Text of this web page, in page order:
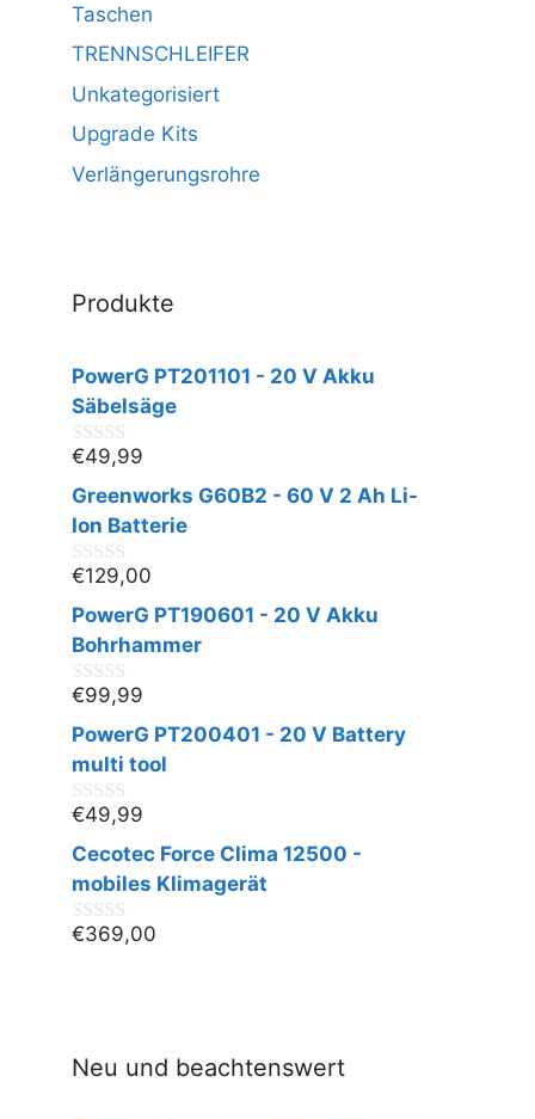
Taschen
TRENNSCHLEIFER
Unkategorisiert
Upgrade Kits
Verlängerungsrohre
Produkte
PowerG PT201101 - 20 V Akku
Säbelsäge
0
v
o
n
€49,99
Greenworks G60B2 - 60 V 2 Ah Li-
Ion Batterie
0
v
o
n
€129,00
PowerG PT190601 - 20 V Akku
Bohrhammer
0
v
o
n
€99,99
PowerG PT200401 - 20 V Battery
multi tool
0
v
o
n
€49,99
Cecotec Force Clima 12500 -
mobiles Klimagerät
0
€369,00
Neu und beachtenswert